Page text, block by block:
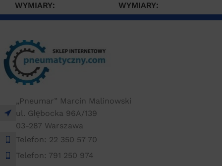
WYMIARY WYMIARY
„Pneumar” Marcin Malinowski
ul. Głębocka 96A/139
03-287 Warszawa
Telefon: 22 350 57 70
Telefon: 791 250 974